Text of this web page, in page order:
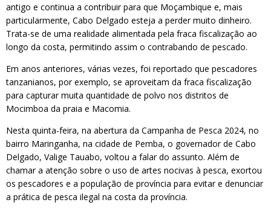
antigo e continua a contribuir para que Moçambique e, mais
particularmente, Cabo Delgado esteja a perder muito dinheiro.
Trata-se de uma realidade alimentada pela fraca fiscalização ao
longo da costa, permitindo assim o contrabando de pescado.
Em anos anteriores, várias vezes, foi reportado que pescadores
tanzanianos, por exemplo, se aproveitam da fraca fiscalização
para capturar muita quantidade de polvo nos distritos de
Mocimboa da praia e Macomia.
Nesta quinta-feira, na abertura da Campanha de Pesca 2024, no
bairro Maringanha, na cidade de Pemba, o governador de Cabo
Delgado, Valige Tauabo, voltou a falar do assunto. Além de
chamar a atenção sobre o uso de artes nocivas à pesca, exortou
os pescadores e a população de província para evitar e denunciar
a prática de pesca ilegal na costa da província.